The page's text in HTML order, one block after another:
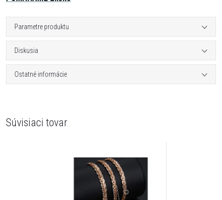
Parametre produktu
Diskusia
Ostatné informácie
Súvisiaci tovar